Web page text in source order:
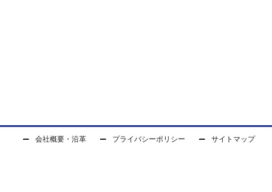
会社概要・沿革 プライバシーポリシー サイトマップ